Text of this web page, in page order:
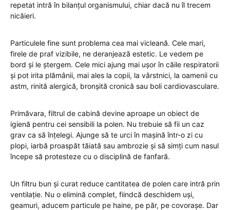
repetat intră în bilanțul organismului, chiar dacă nu îl trecem
nicăieri.
Particulele fine sunt problema cea mai vicleană. Cele mari,
firele de praf vizibile, ne deranjează estetic. Le vedem pe
bord și le ștergem. Cele mici ajung mai ușor în căile respiratorii
și pot irita plămânii, mai ales la copii, la vârstnici, la oamenii cu
astm, rinită alergică, bronșită cronică sau boli cardiovasculare.
Primăvara, filtrul de cabină devine aproape un obiect de
igienă pentru cei sensibili la polen. Nu trebuie să fii un caz
grav ca să înțelegi. Ajunge să te urci în mașină într-o zi cu
plopi, iarbă proaspăt tăiată sau ambrozie și să simți cum nasul
începe să protesteze cu o disciplină de fanfară.
Un filtru bun și curat reduce cantitatea de polen care intră prin
ventilație. Nu o elimină complet, fiindcă deschidem uși,
geamuri, aducem particule pe haine, pe păr, pe covorașe. Dar